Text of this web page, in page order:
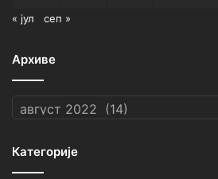
« јул сеп »
Архиве
Категорије